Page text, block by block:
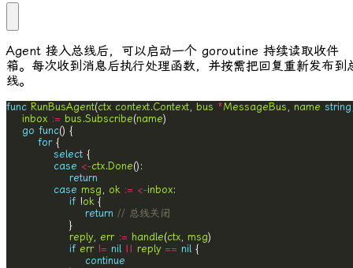
Agent 接入总线后，可以启动一个 goroutine 持续读取收件
箱。每次收到消息后执行处理函数，并按需把回复重新发布到
线。
func RunBusAgent(ctx context.Context, bus *MessageBus , name string
inbox := bus .Subscribe(name
go func
for
select
case <-ctx.Done
return
case msg , ok := <-inbox
if !ok
return // 总线关闭
reply, err := handle(ctx, msg
if err != nil || reply == nil
continue